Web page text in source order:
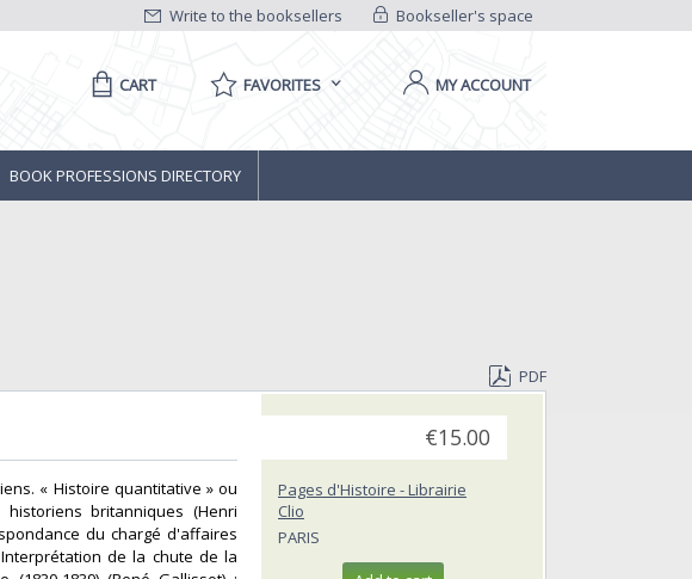
Bookseller's space
Write to the booksellers
CART FAVORITES MY ACCOUNT
BOOK PROFESSIONS DIRECTORY
PDF
« Histoire quantitative » ou
britanniques (Henri
du chargé d'affaires
de la chute de la
€15.00
Pages d'Histoire - Librairie
Clio
PARIS